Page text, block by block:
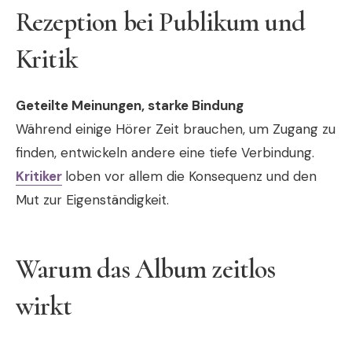
Rezeption bei Publikum und
Kritik
Geteilte Meinungen, starke Bindung
Während einige Hörer Zeit brauchen, um Zugang zu
finden, entwickeln andere eine tiefe Verbindung.
Kritiker loben vor allem die Konsequenz und den
Mut zur Eigenständigkeit.
Warum das Album zeitlos
wirkt